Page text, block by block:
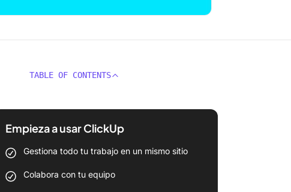
TABLE OF CONTENTS
Empieza a usar ClickUp
Gestiona todo tu trabajo en un mismo sitio
Colabora con tu equipo